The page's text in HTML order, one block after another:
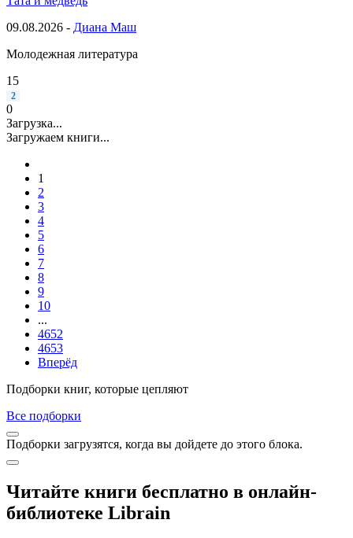
09.08.2026 - Диана Маш
Молодежная литература
15
2
0
Загрузка...
Загружаем книги...
1
2
3
4
5
6
7
8
9
10
...
4652
4653
Вперёд
Подборки книг, которые цепляют
Все подборки
Подборки загрузятся, когда вы дойдете до этого блока.
Читайте книги бесплатно в онлайн-
библиотеке Librain